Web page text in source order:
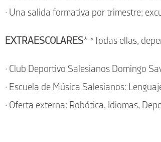
· Una salida formativa por trimestre;
EXTRAESCOLARES* *Todas ellas,
· Club Deportivo Salesianos Domingo
· Escuela de Música Salesianos:
· Oferta externa: Robótica, Idiomas,